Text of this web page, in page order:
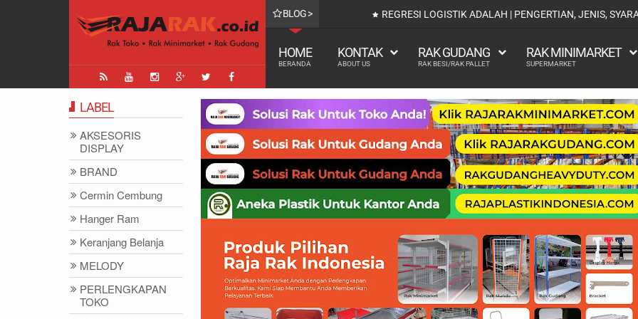
BLOG >
MANFAAT DAN KEGUNAAN REGRESI LOGISTIK ADALAH | PENGERTIAN, JENIS, SYARAT UJI DAN CONTOH
HOME
BERANDA
KONTAK
ABOUT US
RAK GUDANG
RAK BESI/RAK PALLET
RAK MINIMARKET
SUPERMARKET
LABEL
AKSESORIS
DISPLAY
BRAND
Cermin Cembung
Hanger Ram
Keranjang Belanja
MELODY
PERLENGKAPAN
TOKO